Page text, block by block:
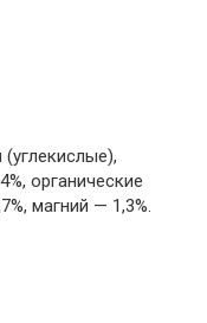
органические
магний — 1,3%.